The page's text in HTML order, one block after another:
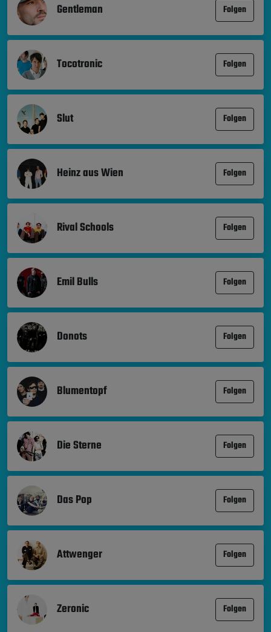
Gentleman Folgen
Tocotronic Folgen
Slut Folgen
Heinz aus Wien Folgen
Rival Schools Folgen
Emil Bulls Folgen
Donots Folgen
Blumentopf Folgen
Die Sterne Folgen
Das Pop Folgen
Attwenger Folgen
Zeronic Folgen